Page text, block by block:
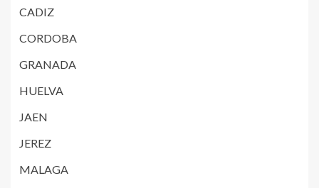
CADIZ
CORDOBA
GRANADA
HUELVA
JAEN
JEREZ
MALAGA